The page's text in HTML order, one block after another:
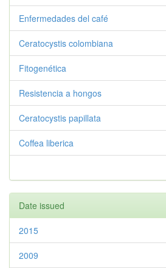
Enfermedades del café
Ceratocystis colombiana
Fitogenética
Resistencia a hongos
Ceratocystis papillata
Coffea liberica
Date issued
2015
2009